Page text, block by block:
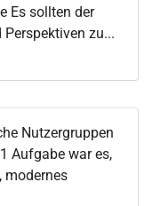
Es sollten der
zu...
Nutzergruppen
Aufgabe war es,
modernes